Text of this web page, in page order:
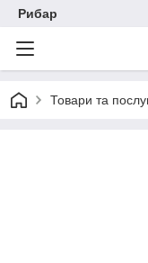
Рибар
Товари та